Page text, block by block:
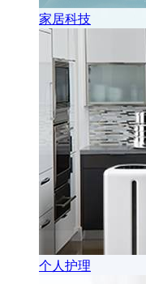
家居科技
个人护理